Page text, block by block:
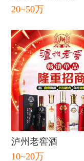
20~50万
泸州老窖酒
10~20万